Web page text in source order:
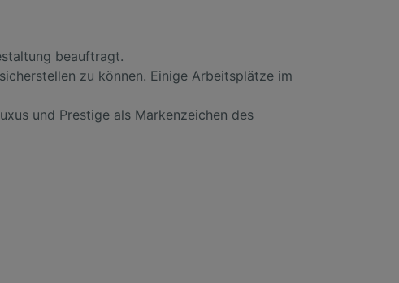
beauftragt.
zu können. Einige Arbeitsplätze im
und Prestige als Markenzeichen des